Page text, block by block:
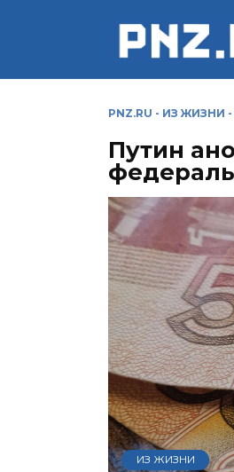
PNZ.RU - ИЗ ЖИЗНИ -
Путин
ИЗ ЖИЗНИ